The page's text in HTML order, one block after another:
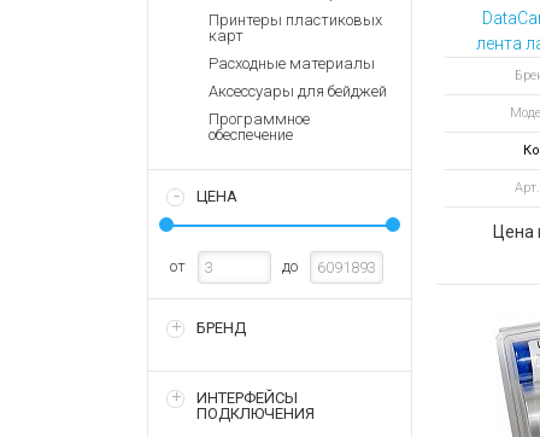
Запасные
Терминалы
оплаты
Зарядные
Архивные
Принтеры пластиковых
карт
Расходные материалы
Аксессуары для бейджей
Программное
обеспечение
ЦЕНА
от до
БРЕНД
ИНТЕРФЕЙСЫ
ПОДКЛЮЧЕНИЯ
лента
чип,
Цена